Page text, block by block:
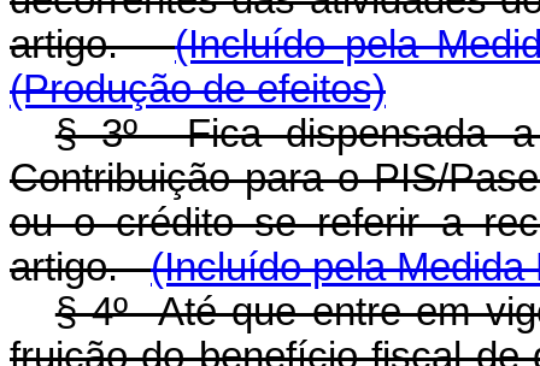
artigo.
(Incluído pela
(Produção de efeitos)
§ 3º Fica dispensada
Contribuição para o PIS/
ou o crédito se referir a
artigo.
(Incluído pela Medida
§ 4º Até que entre em
fruição do benefício fiscal de